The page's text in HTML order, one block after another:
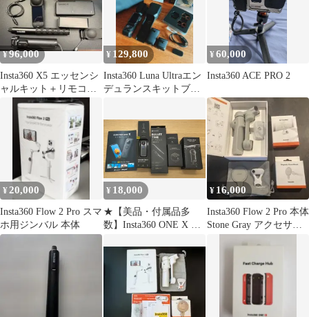
¥96,000
Insta360 X5 エッセンシ
ャルキット＋リモコン
自撮り棒＋新品ケージ
¥ 129,800
Insta360 Luna Ultraエン
デュランスキットブラ
¥60,000
Insta360 ACE PRO 2
¥20,000
Insta360 Flow 2 Pro スマ
ホ用ジンバル 本体
¥ 18,000
★【美品・付属品多
数】Insta360 ONE X バ
＆ダイブケース付 水
遊びセット
¥ 16,000
Insta360 Flow 2 Pro 本体
Stone Gray アクセサリ